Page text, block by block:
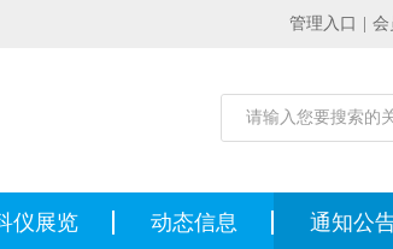
管理入口 会
仪展览 动态信息 通知公